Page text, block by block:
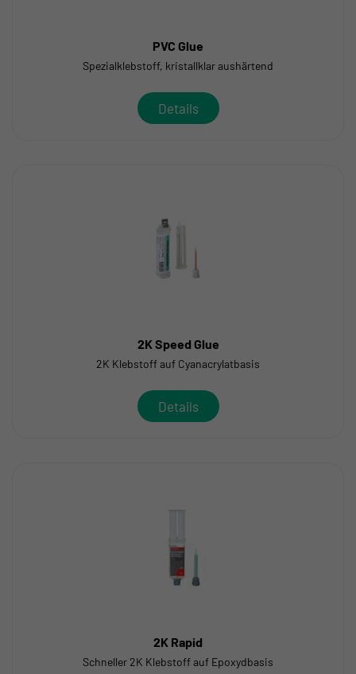
PVC Glue
Spezialklebstoff, kristallklar aushärtend
Details
2K Speed Glue
2K Klebstoff auf Cyanacrylatbasis
Details
2K Rapid
Schneller 2K Klebstoff auf Epoxydbasis